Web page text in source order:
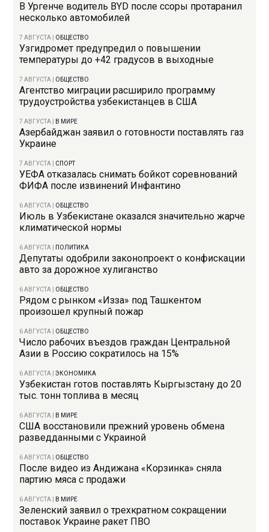
В Ургенче водитель BYD после ссоры протаранил
несколько автомобилей
7 АВГУСТА ОБЩЕСТВО
Узгидромет предупредил о повышении
температуры до +42 градусов в выходные
7 АВГУСТА ОБЩЕСТВО
Агентство миграции расширило программу
трудоустройства узбекистанцев в США
7 АВГУСТА В МИРЕ
Азербайджан заявил о готовности поставлять газ
Украине
7 АВГУСТА СПОРТ
УЕФА отказалась снимать бойкот соревнований
ФИФА после извинений Инфантино
6 АВГУСТА ОБЩЕСТВО
Июль в Узбекистане оказался значительно жарче
климатической нормы
6 АВГУСТА ПОЛИТИКА
Депутаты одобрили законопроект о конфискации
авто за дорожное хулиганство
6 АВГУСТА ОБЩЕСТВО
Рядом с рынком «Изза» под Ташкентом
произошел крупный пожар
6 АВГУСТА ОБЩЕСТВО
Число рабочих въездов граждан Центральной
Азии в Россию сократилось на 15%
6 АВГУСТА |ЭКОНОМИКА
Узбекистан готов поставлять Кыргызстану до 20
тыс. тонн топлива в месяц
6 АВГУСТА В МИРЕ
США восстановили прежний уровень обмена
разведданными с Украиной
6 АВГУСТА ОБЩЕСТВО
После видео из Андижана «Корзинка» сняла
партию мяса с продажи
6 АВГУСТА В МИРЕ
Зеленский заявил о трехкратном сокращении
поставок Украине ракет ПВО